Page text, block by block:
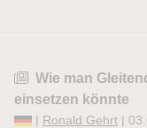
Wie man
einsetzen könnte
| Ronald Gehrt |